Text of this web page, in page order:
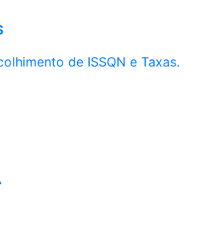
de ISSQN e Taxas.